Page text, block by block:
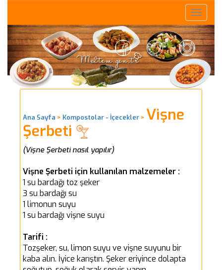
Toggle
Ana Sayfa > Kompostolar - İçecekler > Vişne
Şerbeti
(Vişne Şerbeti nasıl yapılır)
Vişne Şerbeti için kullanılan malzemeler :
1 su bardağı toz şeker
3 su bardağı su
1 limonun suyu
1 su bardağı vişne suyu
Tarifi :
Tozşeker, su, limon suyu ve vişne suyunu bir
kaba alın. İyice karıştın. Şeker eriyince dolapta